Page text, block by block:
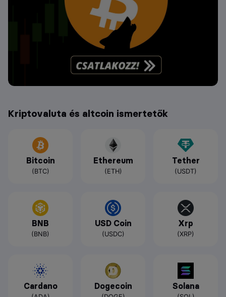
Kriptovaluta és altcoin ismertetők
Bitcoin
(BTC)
Ethereum
(ETH)
Tether
(USDT)
BNB
(BNB)
USD Coin
(USDC)
Xrp
(XRP)
Cardano Dogecoin Solana